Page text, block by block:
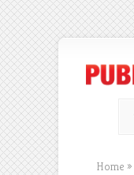
Home »